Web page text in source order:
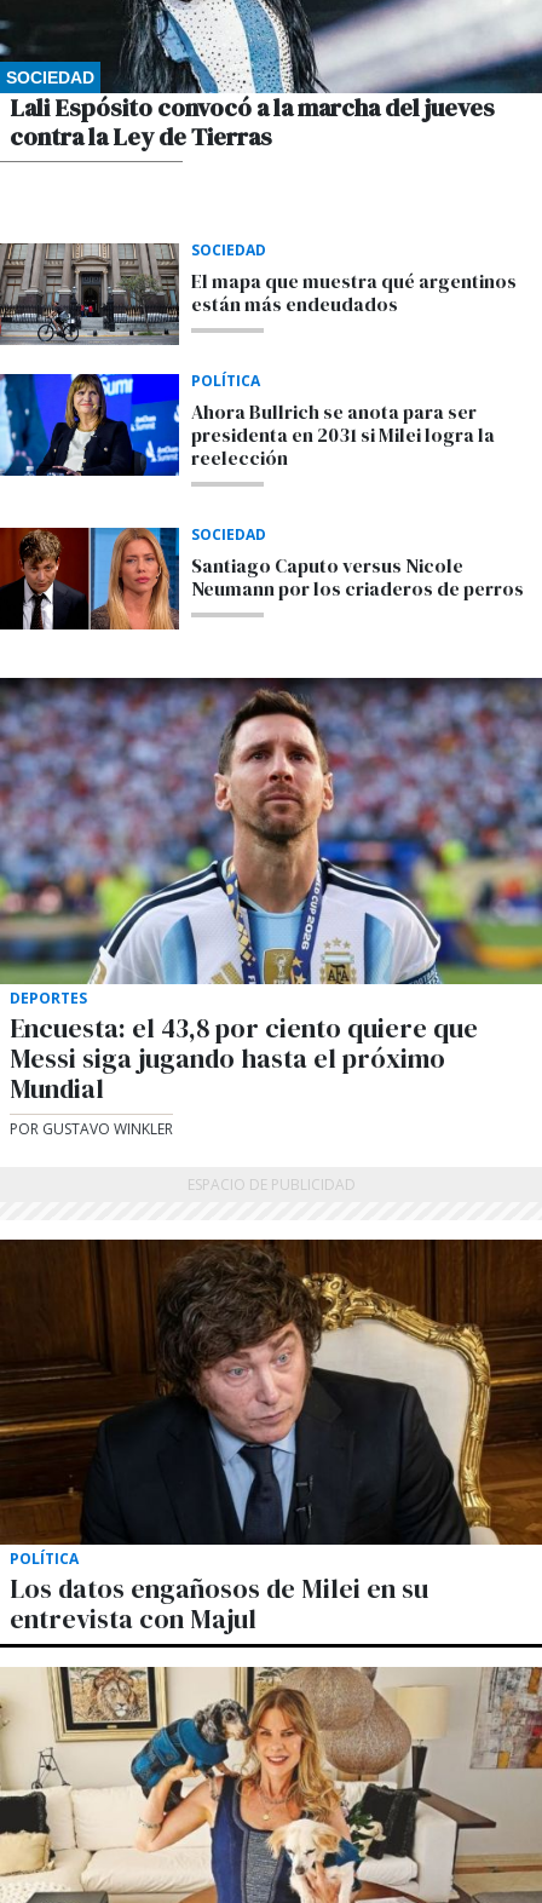
SOCIEDAD
Lali Espósito convocó a la marcha del jueves
contra la Ley de Tierras
SOCIEDAD
El mapa que muestra qué argentinos
están más endeudados
POLÍTICA
Ahora Bullrich se anota para ser
presidenta en 2031 si Milei logra la
reelección
SOCIEDAD
Santiago Caputo versus Nicole
Neumann por los criaderos de perros
DEPORTES
Encuesta: el 43,8 por ciento quiere que
Messi siga jugando hasta el próximo
Mundial
POR GUSTAVO WINKLER
POLÍTICA
Los datos engañosos de Milei en su
entrevista con Majul